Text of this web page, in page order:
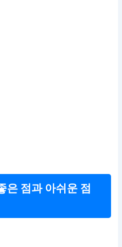
은 점과 아쉬운 점